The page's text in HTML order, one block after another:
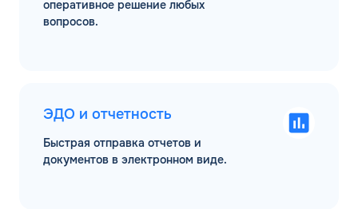
оперативное решение любых
вопросов.
ЭДО и отчетность
Быстрая отправка отчетов и
документов в электронном виде.